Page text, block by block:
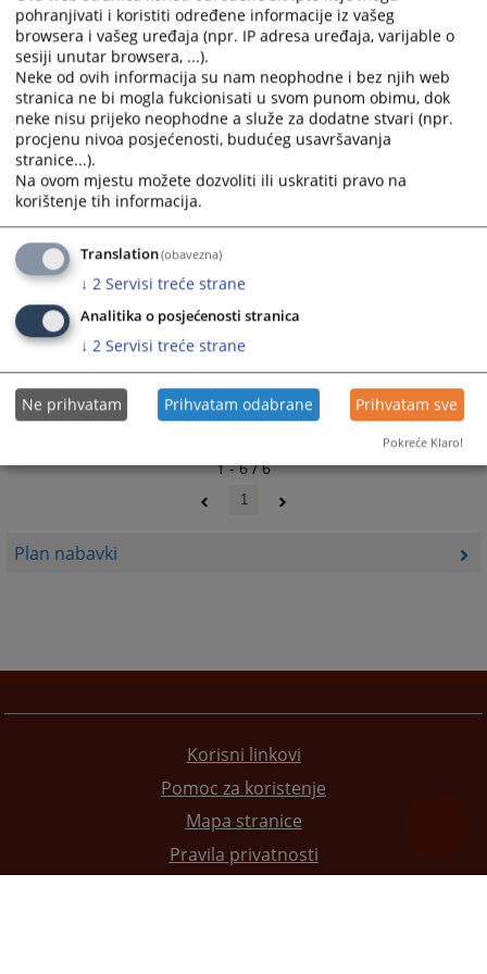
Plan nabavki
and
select
a
date.
Press
the
question
mark
key
to
get
the
keyboard
shortcuts
for
changing
dates.
and
select
a
date.
Press
the
mark
key
to
get
the
keyboard
shortcuts
for
changing
dates.
08.03.2018.
Plan javnih nabavki za 2018. godinu
24.03.2017.
Plan javnih nabavki za 2017. godinu
08.04.2016.
Plan javnih nabavki za 2016. godinu
Plan javnih nabavki za 2015. godinu
1 - 6 / 6
1
Korisni linkovi
Pomoc za koristenje
Mapa stranice
Pravila privatnosti
pohranjivati i koristiti određene informacije iz vašeg
browsera i vašeg uređaja (npr. IP adresa uređaja, varijable o
sesiji unutar browsera, ...).
Neke od ovih informacija su nam neophodne i bez njih web
stranica ne bi mogla fukcionisati u svom punom obimu, dok
neke nisu prijeko neophodne a služe za dodatne stvari (npr.
procjenu nivoa posjećenosti, budućeg usavršavanja
stranice...).
Na ovom mjestu možete dozvoliti ili uskratiti pravo na
korištenje tih informacija.
Translation(obavezna)
↓ 2 Servisi treće strane
Analitika o posjećenosti stranica
↓ 2 Servisi treće strane
Ne prihvatam Prihvatam odabrane Prihvatam sve
Pokreće Klaro!